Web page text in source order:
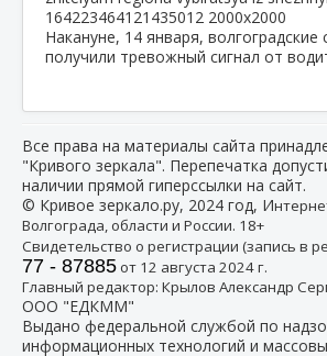
Накануне, 14 января, волгоградские
получили тревожный сигнал от
Все права на материалы сайта
"Кривого зеркала". Перепечатка
наличии прямой гиперссылки на сайт.
© Кривое зеркало.ру, 2024 год, И
Волгограда, области и России. 18+
Свидетельство о регистрации (запись в
77 - 87885от 12 августа 2024 г.
Главный редактор: Крылов Александр
ООО "ЕДКММ"
Выдано федеральной службой по
информационных технологий и